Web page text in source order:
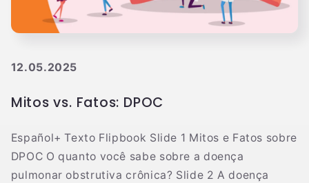
12.05.2025
Mitos vs. Fatos: DPOC
Español+ Texto Flipbook Slide 1 Mitos e Fatos sobre
DPOC O quanto você sabe sobre a doença
pulmonar obstrutiva crônica? Slide 2 A doença